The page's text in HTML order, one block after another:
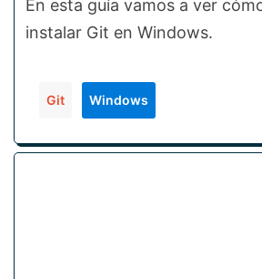
En esta guía vamos a ver
instalar Git en Windows.
Git Windows